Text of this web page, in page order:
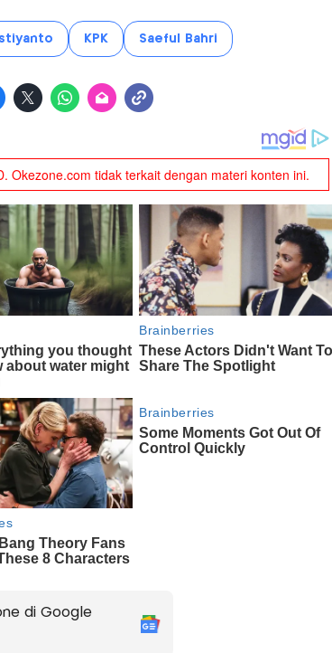
KPK Saeful Bahri
di Google